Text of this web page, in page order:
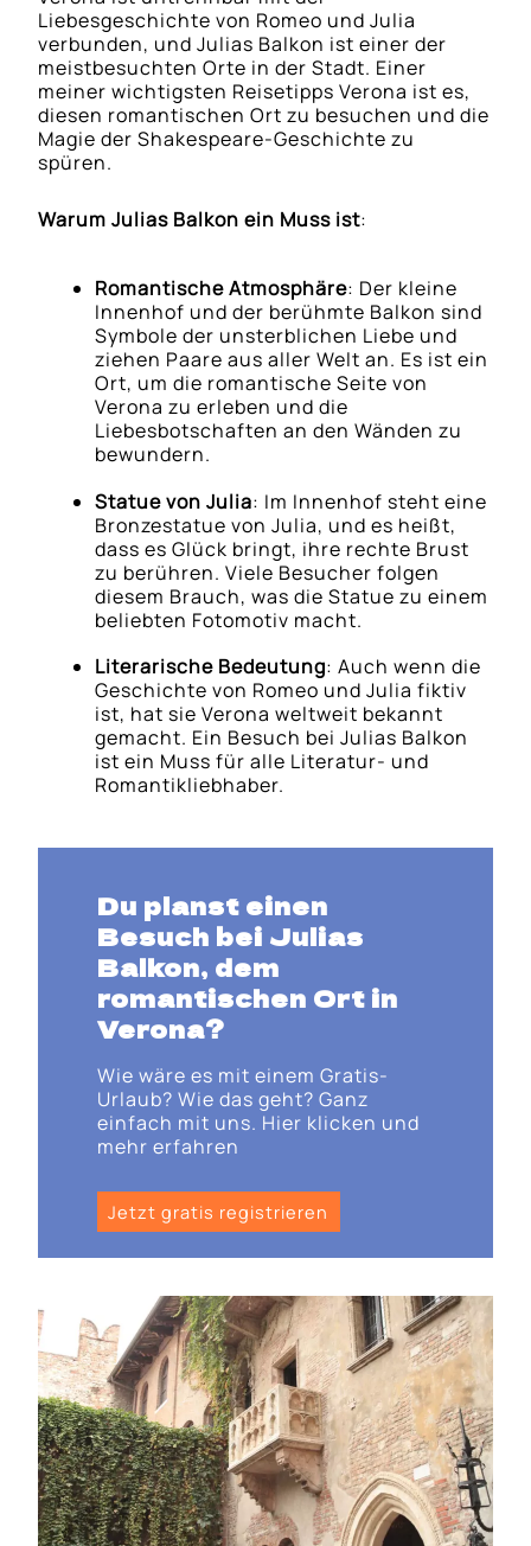
Liebesgeschichte von Romeo und Julia
verbunden, und Julias Balkon ist einer der
meistbesuchten Orte in der Stadt. Einer
meiner wichtigsten Reisetipps Verona ist es,
diesen romantischen Ort zu besuchen und die
Magie der Shakespeare-Geschichte zu
spüren.
Warum Julias Balkon ein Muss ist:
Romantische Atmosphäre: Der kleine
Innenhof und der berühmte Balkon sind
Symbole der unsterblichen Liebe und
ziehen Paare aus aller Welt an. Es ist ein
Ort, um die romantische Seite von
Verona zu erleben und die
Liebesbotschaften an den Wänden zu
bewundern.
Statue von Julia: Im Innenhof steht eine
Bronzestatue von Julia, und es heißt,
dass es Glück bringt, ihre rechte Brust
zu berühren. Viele Besucher folgen
diesem Brauch, was die Statue zu einem
beliebten Fotomotiv macht.
Literarische Bedeutung: Auch wenn die
Geschichte von Romeo und Julia fiktiv
ist, hat sie Verona weltweit bekannt
gemacht. Ein Besuch bei Julias Balkon
ist ein Muss für alle Literatur- und
Romantikliebhaber.
Du planst einen
Besuch bei Julias
Balkon, dem
romantischen Ort in
Verona?
Wie wäre es mit einem Gratis-
Urlaub? Wie das geht? Ganz
einfach mit uns. Hier klicken und
mehr erfahren
Jetzt gratis registrieren